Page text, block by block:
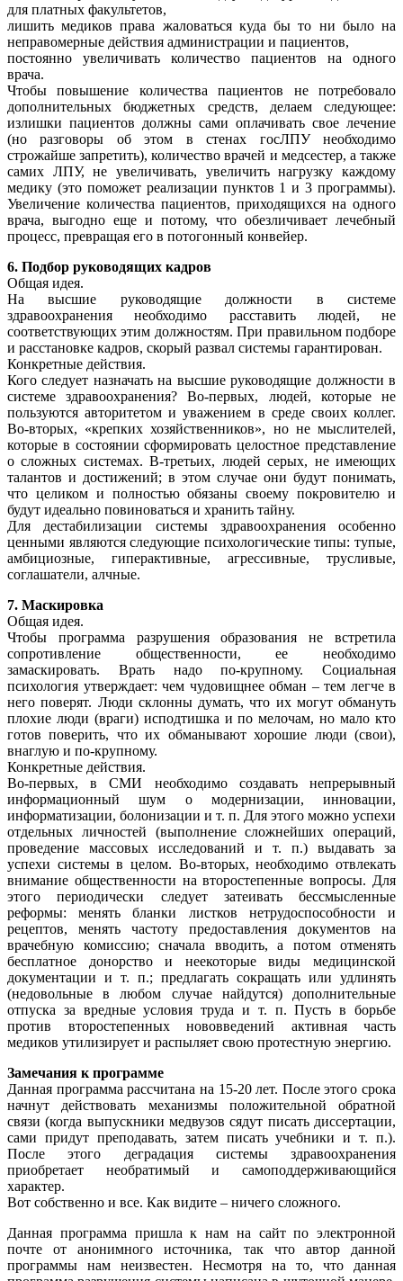
для платных факультетов,
лишить медиков права жаловаться куда бы то ни было на
неправомерные действия администрации и пациентов,
постоянно увеличивать количество пациентов на одного
врача.
Чтобы повышение количества пациентов не потребовало
дополнительных бюджетных средств, делаем следующее:
излишки пациентов должны сами оплачивать свое лечение
(но разговоры об этом в стенах госЛПУ необходимо
строжайше запретить), количество врачей и медсестер, а также
самих ЛПУ, не увеличивать, увеличить нагрузку каждому
медику (это поможет реализации пунктов 1 и 3 программы).
Увеличение количества пациентов, приходящихся на одного
врача, выгодно еще и потому, что обезличивает лечебный
процесс, превращая его в потогонный конвейер.
6. Подбор руководящих кадров
Общая идея.
На высшие руководящие должности в системе
здравоохранения необходимо расставить людей, не
соответствующих этим должностям. При правильном подборе
и расстановке кадров, скорый развал системы гарантирован.
Конкретные действия.
Кого следует назначать на высшие руководящие должности в
системе здравоохранения? Во-первых, людей, которые не
пользуются авторитетом и уважением в среде своих коллег.
Во-вторых, «крепких хозяйственников», но не мыслителей,
которые в состоянии сформировать целостное представление
о сложных системах. В-третьих, людей серых, не имеющих
талантов и достижений; в этом случае они будут понимать,
что целиком и полностью обязаны своему покровителю и
будут идеально повиноваться и хранить тайну.
Для дестабилизации системы здравоохранения особенно
ценными являются следующие психологические типы: тупые,
амбициозные, гиперактивные, агрессивные, трусливые,
соглашатели, алчные.
7. Маскировка
Общая идея.
Чтобы программа разрушения образования не встретила
сопротивление общественности, ее необходимо
замаскировать. Врать надо по-крупному. Социальная
психология утверждает: чем чудовищнее обман – тем легче в
него поверят. Люди склонны думать, что их могут обмануть
плохие люди (враги) исподтишка и по мелочам, но мало кто
готов поверить, что их обманывают хорошие люди (свои),
внаглую и по-крупному.
Конкретные действия.
Во-первых, в СМИ необходимо создавать непрерывный
информационный шум о модернизации, инновации,
информатизации, болонизации и т. п. Для этого можно успехи
отдельных личностей (выполнение сложнейших операций,
проведение массовых исследований и т. п.) выдавать за
успехи системы в целом. Во-вторых, необходимо отвлекать
внимание общественности на второстепенные вопросы. Для
этого периодически следует затеивать бессмысленные
реформы: менять бланки листков нетрудоспособности и
рецептов, менять частоту предоставления документов на
врачебную комиссию; сначала вводить, а потом отменять
бесплатное донорство и неекоторые виды медицинской
документации и т. п.; предлагать сокращать или удлинять
(недовольные в любом случае найдутся) дополнительные
отпуска за вредные условия труда и т. п. Пусть в борьбе
против второстепенных нововведений активная часть
медиков утилизирует и распыляет свою протестную энергию.
Замечания к программе
Данная программа рассчитана на 15-20 лет. После этого срока
начнут действовать механизмы положительной обратной
связи (когда выпускники медвузов сядут писать диссертации,
сами придут преподавать, затем писать учебники и т. п.).
После этого деградация системы здравоохранения
приобретает необратимый и самоподдерживающийся
характер.
Вот собственно и все. Как видите – ничего сложного.
Данная программа пришла к нам на сайт по электронной
почте от анонимного источника, так что автор данной
программы нам неизвестен. Несмотря на то, что данная